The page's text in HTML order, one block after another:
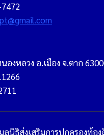
องหลวง อ.เมือง จ.ตาก
ลนิธิส่งเสริมการปกครองท้อ